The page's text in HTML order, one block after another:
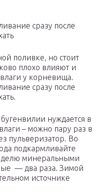
сразу после
поливке, но стоит
плохо влияют и
у корневища.
сразу после
нуждается в
– можно пару раз в
пульверизатор. Во
подкармливайте
минеральными
— два раза. Зимой
источнике